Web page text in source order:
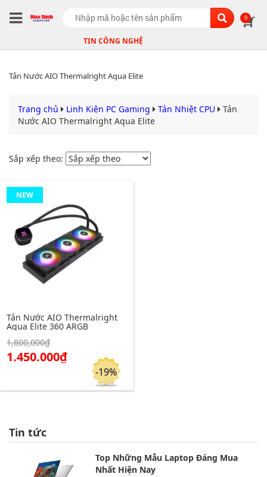
0
Search
TIN CÔNG NGHỆ
Tản Nước AIO Thermalright Aqua Elite
Trang chủ Linh Kiện PC Gaming Tản Nhiệt CPU
Tản
Nước AIO Thermalright Aqua Elite
Sắp xếp theo:
NEW
Tản Nước AIO Thermalright
Aqua Elite 360 ARGB
1,800,000₫
1.450.000₫
-19%
Tin tức
Top Những Mẫu Laptop Đáng Mua
Nhất Hiện Nay